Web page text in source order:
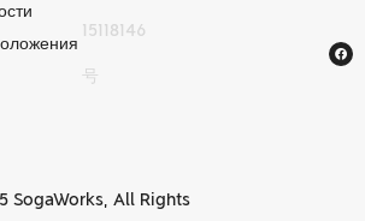
15118146
号
SogaWorks, All Rights